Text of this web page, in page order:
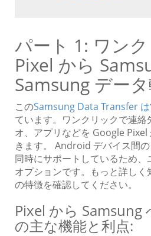
パート 1: ワン
Pixel から
Samsung デー
このSamsung Data Transfer は
ています。ワンクリックで連
オ、アプリなどを Google
きます。 Android デバイス間
同時にサポートしているため
オプションです。もっと詳しく
の特徴を確認してください。
Pixel から Samsung
の主な機能と利点: